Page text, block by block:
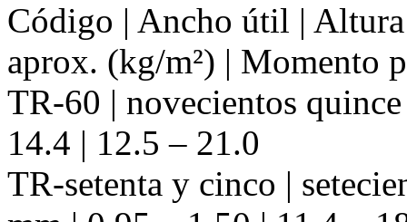
Código | Ancho útil |
aprox. (kg/m²) | Momento
TR-60 | novecientos
14.4 | 12.5 – 21.0
TR-setenta y cinco |